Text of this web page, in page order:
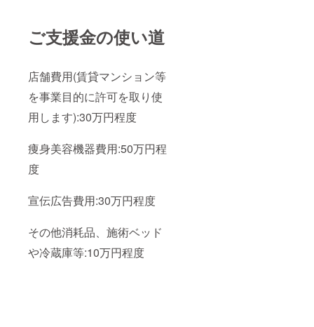
ご支援金の使い道
店舗費用(賃貸マンション等
を事業目的に許可を取り使
用します):30万円程度
痩身美容機器費用:50万円程
度
宣伝広告費用:30万円程度
その他消耗品、施術ベッド
や冷蔵庫等:10万円程度